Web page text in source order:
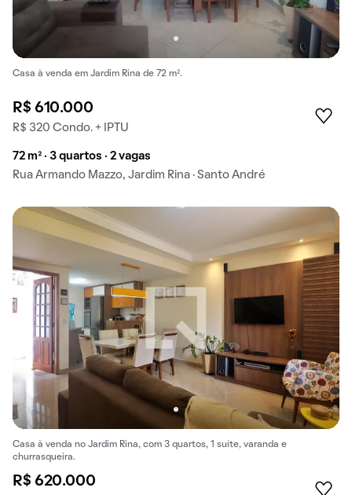
Casa à venda em Jardim Rina de 72 m².
R$ 610.000
R$ 320 Condo. + IPTU
72 m² · 3 quartos · 2 vagas
Rua Armando Mazzo, Jardim Rina · Santo André
Casa à venda no Jardim Rina, com 3 quartos, 1 suíte, varanda e
churrasqueira.
R$ 620.000